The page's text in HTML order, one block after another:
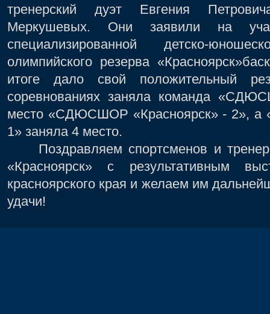
тренерский дуэт Евгения
Меркушевых. Они заявили на
специализированной детско-
олимпийского резерва
итоге дало свой положительный
соревнованиях заняла команда
место «СДЮСШОР «Красноярск» - 2»,
1» заняла 4 место.
Поздравляем спортсменов и
«Красноярск» с результативным
красноярского края и желаем им
удачи!